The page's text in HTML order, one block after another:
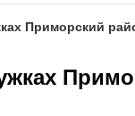
Приморский